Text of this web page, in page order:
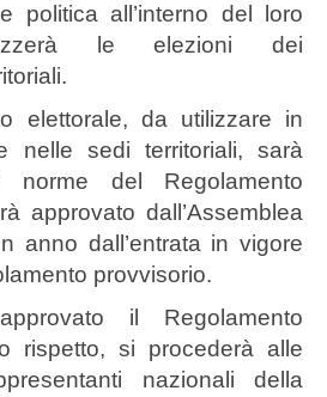
politica all’interno del loro
le elezioni dei
elettorale, da utilizzare in
nelle sedi territoriali, sarà
norme del Regolamento
approvato dall’Assemblea
anno dall’entrata in vigore
provvisorio.
il Regolamento
rispetto, si procederà alle
nazionali della